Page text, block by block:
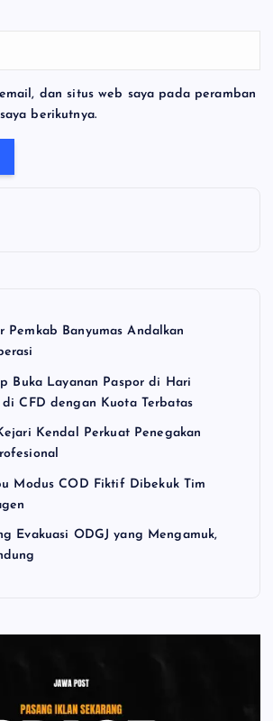
dan situs web saya pada peramban
berikutnya.
Pemkab Banyumas Andalkan
Buka Layanan Paspor di Hari
CFD dengan Kuota Terbatas
Kendal Perkuat Penegakan
Modus COD Fiktif Dibekuk Tim
Evakuasi ODGJ yang Mengamuk,